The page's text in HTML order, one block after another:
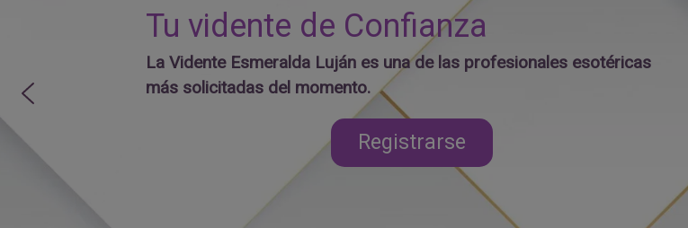
Tu vidente de Confianza
La Vidente Esmeralda Luján es una de las profesionales esotéricas
más solicitadas del momento.
Registrarse